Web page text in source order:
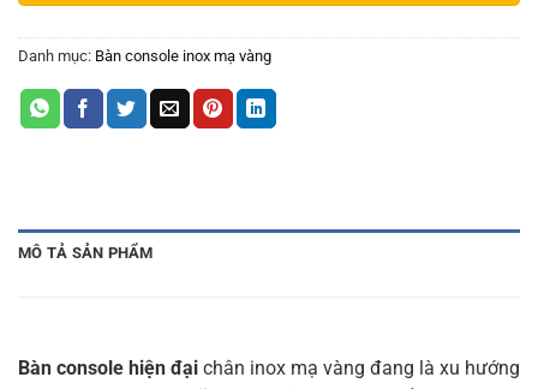
Danh mục: Bàn console inox mạ vàng
MÔ TẢ SẢN PHẨM
Bàn console hiện đại chân inox mạ vàng đang là xu hướng